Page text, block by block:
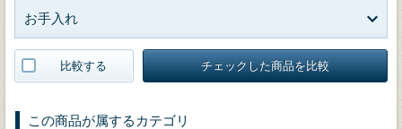
お手入れ
比較する チェックした商品を比較
この商品が属するカテゴリ